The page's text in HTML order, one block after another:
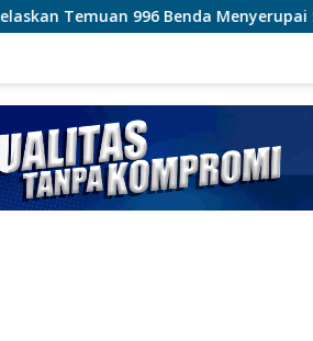
Senjata di Yayasan Jaksel